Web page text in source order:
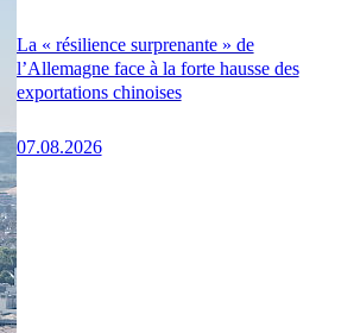
La « résilience surprenante » de
l’Allemagne face à la forte hausse des
exportations chinoises
07.08.2026